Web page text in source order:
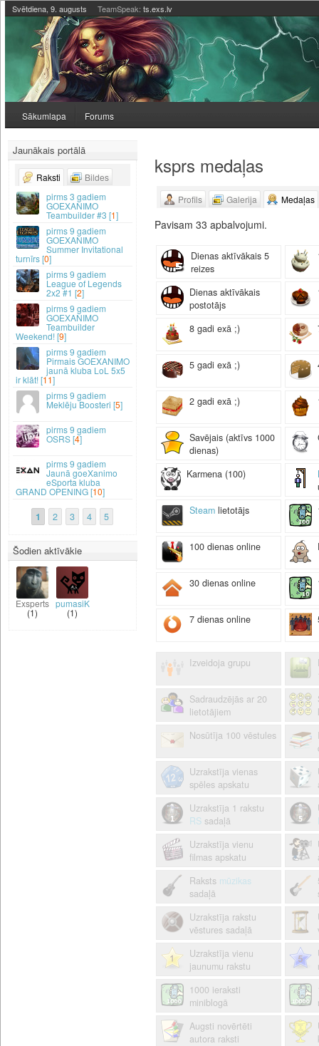
Svētdiena, 9. augusts TeamSpeak: ts.exs.lv
Sākumlapa Forums
ksprs medaļas
Profils Galerija Medaļas
Pavisam 33 apbalvojumi.
Dienas aktīvākais 5
reizes
Dienas aktīvākais
postotājs
8 gadi exā ;)
5 gadi exā ;)
2 gadi exā ;)
Savējais (aktīvs 1000
dienas)
Karmena (100)
Steamlietotājs
100 dienas online
30 dienas online
7 dienas online
Izveidoja grupu
Sadraudzējās ar 20
lietotājiem
Nosūtīja 100 vēstules
Uzrakstīja vienas
spēles apskatu
Uzrakstīja 1 rakstu
RSsadaļā
Uzrakstīja vienu
filmas apskatu
Raksts mūzikas
sadaļā
Uzrakstīja rakstu
vēstures sadaļā
Uzrakstīja vienu
jaunumu rakstu
1000 ieraksti
miniblogā
Augsti novērtēti
autora raksti
Jaunākais portālā
Raksti
Bildes
3 gadiem
GOEXANIMO
Teambuilder #3 [1]
9 gadiem
GOEXANIMO
Summer Invitational
turnīrs [0]
9 gadiem
League of Legends
2x2 #1 [2]
9 gadiem
GOEXANIMO
Teambuilder
Weekend! [9]
9 gadiem
Pirmais GOEXANIMO
jaunā kluba LoL 5x5
ir klāt! [11]
9 gadiem
Meklēju Boosteri [5]
9 gadiem
OSRS [4]
9 gadiem
Jaunā goeXanimo
eSporta kluba
GRAND OPENING [10]
1 2 3 4 5
Šodien aktīvākie
Exsperts
(1)
pumasiK
(1)